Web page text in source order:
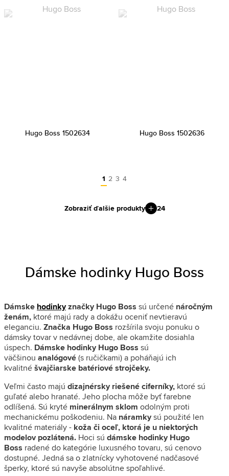
Hugo Boss 1502634 Hugo Boss 1502636
1 2 3 4
Zobraziť ďalšie produkty 24
Dámske hodinky Hugo Boss
Dámske hodinkyznačky Hugo Boss sú určené náročným
ženám, ktoré majú rady a dokážu oceniť nevtieravú
eleganciu. Značka Hugo Boss rozšírila svoju ponuku o
dámsky tovar v nedávnej dobe, ale okamžite dosiahla
úspech. Dámske hodinky Hugo Boss sú
väčšinou analógové(s ručičkami) a poháňajú ich
kvalitnéšvajčiarske batériové strojčeky.
Veľmi často majú dizajnérsky riešené ciferníky, ktoré sú
guľaté alebo hranaté. Jeho plocha môže byť farebne
odlíšená. Sú kryté minerálnym sklom odolným proti
mechanickému poškodeniu. Na náramkysú použité len
kvalitné materiály - koža či oceľ, ktorá je u niektorých
modelov pozlátená. Hoci sú dámske hodinky Hugo
Boss radené do kategórie luxusného tovaru, sú cenovo
dostupné. Jedná sa o zlatnícky vyhotovené nadčasové
šperky, ktoré sú navyše absolútne spoľahlivé.